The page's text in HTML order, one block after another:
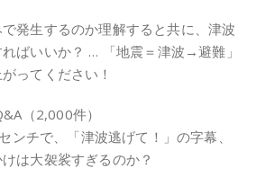
発生するのか理解すると共に、津波
ばいいか？ … 「地震＝津波→避難」
ってください！
（2,000件）
ンチで、「津波逃げて！」の字幕、
は大袈裟すぎるのか？